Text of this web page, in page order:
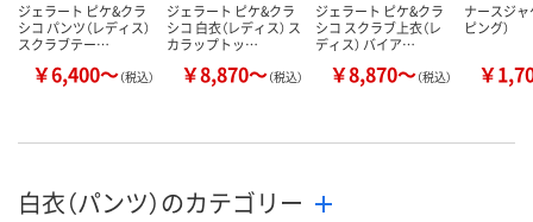
ジェラート ピケ&クラ
シコ パンツ（レディス）
スクラブテー…
￥6,400～（税込）
ジェラート ピケ&クラ
シコ 白衣（レディス） ス
カラップトッ…
￥8,870～（税込）
ジェラート ピケ&クラ
シコ スクラブ上衣（レ
ディス） バイア…
￥8,870～（税込）
ナースジャ
ピング）
￥
白衣（パンツ）のカテゴリー